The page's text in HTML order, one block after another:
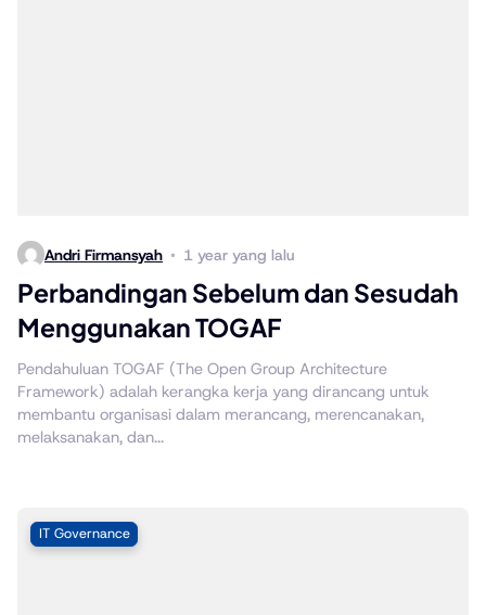
Andri Firmansyah 1 year yang lalu
Perbandingan Sebelum dan Sesudah
Menggunakan TOGAF
Pendahuluan TOGAF (The Open Group Architecture
Framework) adalah kerangka kerja yang dirancang untuk
membantu organisasi dalam merancang, merencanakan,
melaksanakan, dan...
IT Governance